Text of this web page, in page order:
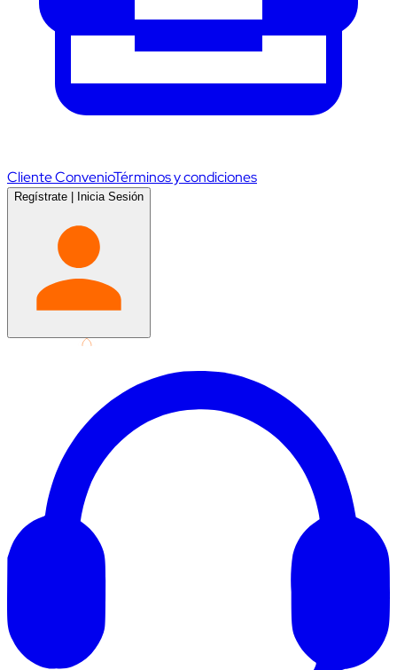
Cliente ConvenioTérminos y condiciones
Regístrate | Inicia Sesión